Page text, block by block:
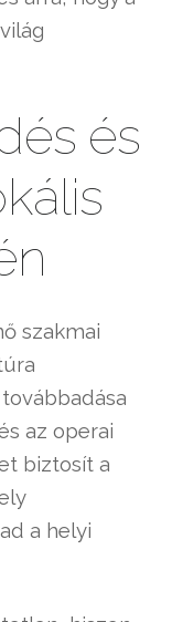
és
szakmai
az operai
biztosít a
a helyi